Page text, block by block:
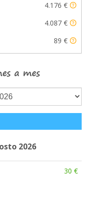
4.176 €
4.087 €
89 €
a mes
2026
30 €